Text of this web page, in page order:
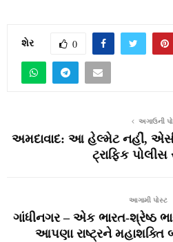
શેર 0
અગાઉની
અમદાવાદ: આ હેલ્મેટ નહીં,
ટ્રાફિક પોલીસ
આગામી પોસ્ટ
ગાંધીનગર – એક ભારત-શ્રેષ્ઠ
આપણા રાષ્ટ્રને મહાશક્તિ